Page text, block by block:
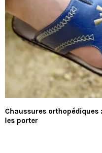
Chaussures orthopédiques
les porter